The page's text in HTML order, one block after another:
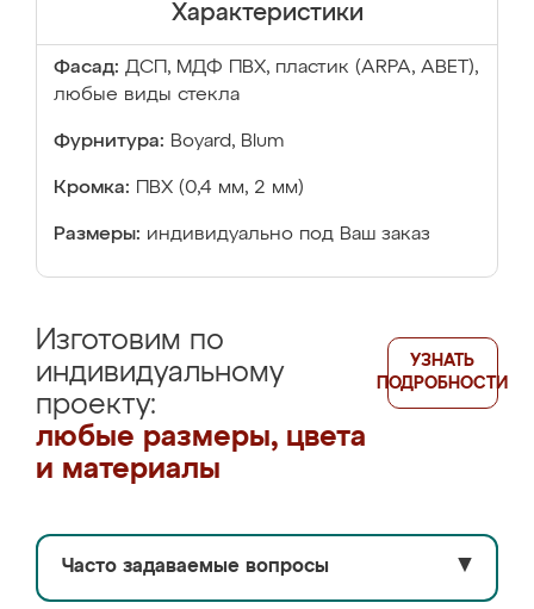
Характеристики
Фасад: ДСП, МДФ ПВХ, пластик (ARPA, ABET),
любые виды стекла
Фурнитура: Boyard, Blum
Кромка: ПВХ (0,4 мм, 2 мм)
Размеры: индивидуально под Ваш заказ
Изготовим по
индивидуальному
проекту:
любые размеры, цвета
и материалы
УЗНАТЬ
ПОДРОБНОСТИ
Часто задаваемые вопросы ▼